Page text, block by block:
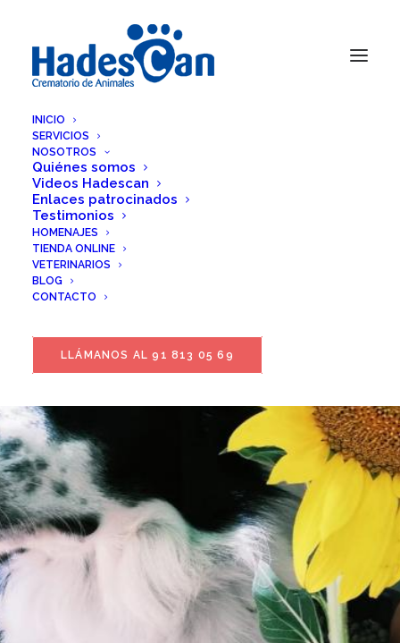
INICIO
SERVICIOS
NOSOTROS
Quiénes somos
Videos Hadescan
Enlaces patrocinados
Testimonios
HOMENAJES
TIENDA ONLINE
VETERINARIOS
BLOG
CONTACTO
LLÁMANOS AL 91 813 05 69